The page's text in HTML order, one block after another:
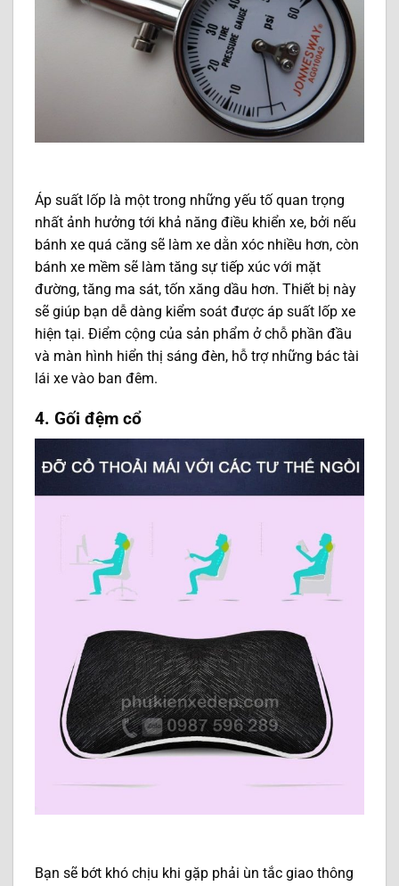
Áp suất lốp là một trong những yếu tố quan trọng
nhất ảnh hưởng tới khả năng điều khiển xe, bởi nếu
bánh xe quá căng sẽ làm xe dằn xóc nhiều hơn, còn
bánh xe mềm sẽ làm tăng sự tiếp xúc với mặt
đường, tăng ma sát, tốn xăng dầu hơn. Thiết bị này
sẽ giúp bạn dễ dàng kiểm soát được áp suất lốp xe
hiện tại. Điểm cộng của sản phẩm ở chỗ phần đầu
và màn hình hiển thị sáng đèn, hỗ trợ những bác tài
lái xe vào ban đêm.
4. Gối đệm cổ
Bạn sẽ bớt khó chịu khi gặp phải ùn tắc giao thông